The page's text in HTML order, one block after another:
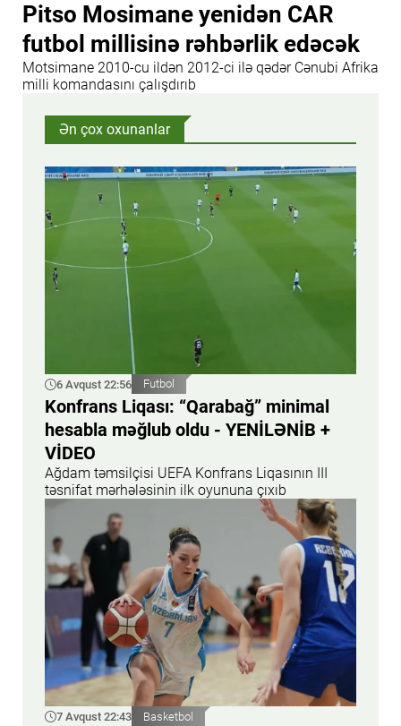
Pitso Mosimane yenidən CAR
futbol millisinə rəhbərlik edəcək
Motsimane 2010-cu ildən 2012-ci ilə qədər Cənubi Afrika
milli komandasını çalışdırıb
Ən çox oxunanlar
6 Avqust 22:56 Futbol
Konfrans Liqası: “Qarabağ” minimal
hesabla məğlub oldu - YENİLƏNİB +
VİDEO
Ağdam təmsilçisi UEFA Konfrans Liqasının III
təsnifat mərhələsinin ilk oyununa çıxıb
7 Avqust 22:43 Basketbol